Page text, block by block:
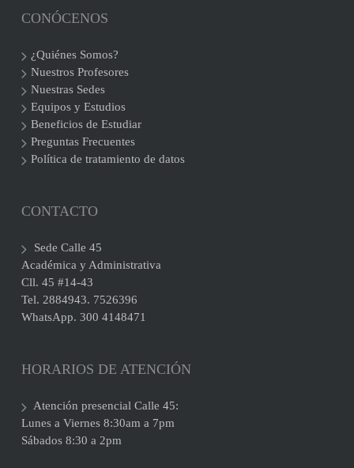
CONÓCENOS
¿Quiénes Somos?
Nuestros Profesores
Nuestras Sedes
Equipos y Estudios
Beneficios de Estudiar
Preguntas Frecuentes
Política de tratamiento de datos
CONTACTO
Sede Calle 45
Académica y Administrativa
Cll. 45 #14-43
Tel. 2884943. 7526396
WhatsApp. 300 4148471
HORARIOS DE ATENCIÓN
Atención presencial Calle 45:
Lunes a Viernes 8:30am a 7pm
Sábados 8:30 a 2pm